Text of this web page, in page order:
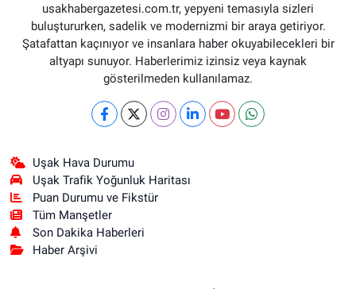
usakhabergazetesi.com.tr, yepyeni temasıyla sizleri
buluştururken, sadelik ve modernizmi bir araya getiriyor.
Şatafattan kaçınıyor ve insanlara haber okuyabilecekleri bir
altyapı sunuyor. Haberlerimiz izinsiz veya kaynak
gösterilmeden kullanılamaz.
Uşak Hava Durumu
Uşak Trafik Yoğunluk Haritası
Puan Durumu ve Fikstür
Tüm Manşetler
Son Dakika Haberleri
Haber Arşivi